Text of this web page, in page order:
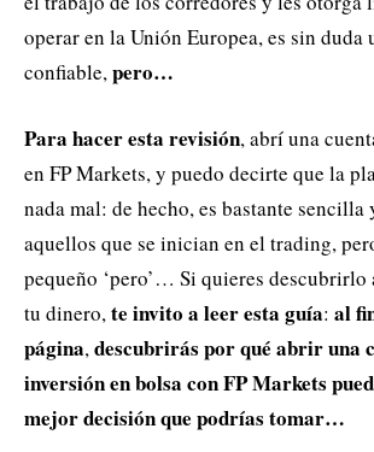
operar en la Unión Europea, es sin duda
confiable, pero…
Para hacer esta revisión, abrí una
en FP Markets, y puedo decirte que la
nada mal: de hecho, es bastante sencilla
aquellos que se inician en el trading,
pequeño ‘pero’… Si quieres descubrirlo
tu dinero,te invito a leer esta guía: al
página,descubrirás por qué abrir una
inversión en bolsa con FP Markets
mejor decisión que podrías tomar…